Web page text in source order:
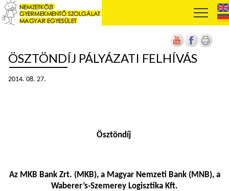
ÖSZTÖNDÍJ PÁLYÁZATI FELHÍVÁS
2014. 08. 27.
Ösztöndíj
Az MKB Bank Zrt. (MKB), a Magyar Nemzeti Bank (MNB), a
Waberer’s-Szemerey Logisztika Kft.